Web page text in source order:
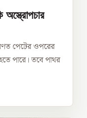
অস্ত্রোপচার
পেটের ওপরের
পারে। তবে পাথর